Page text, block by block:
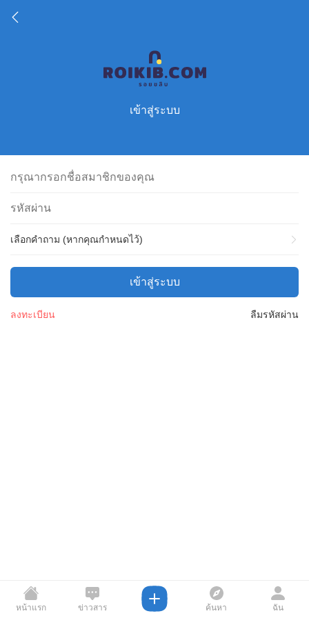
เข้าสู่ระบบ
เลือกคำถาม (หากคุณกำหนดไว้)
เข้าสู่ระบบ
ลืมรหัสผ่าน
ลงทะเบียน
หน้าแรก ข่าวสาร ค้นหา ฉัน